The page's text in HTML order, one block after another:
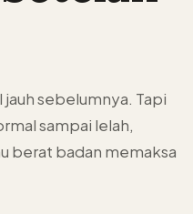
sebelumnya. Tapi
sampai lelah,
berat badan memaksa